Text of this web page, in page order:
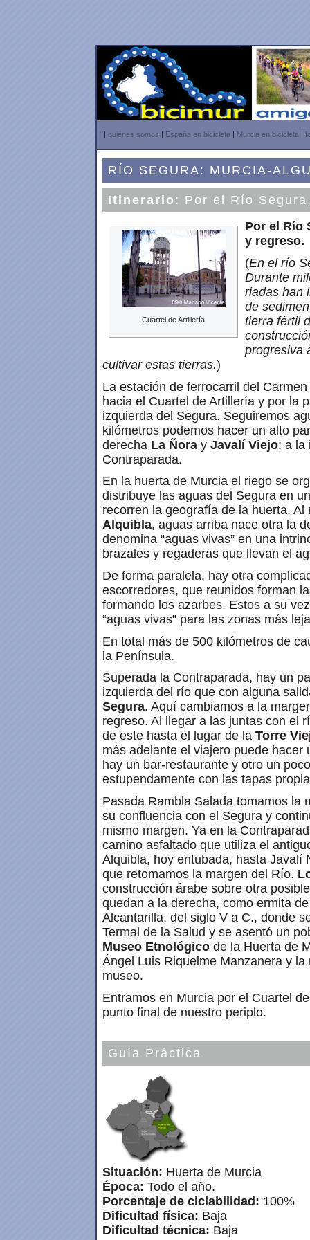
| quiénes somos | España en bicicleta | Murcia en bicicleta |
RÍO SEGURA: MURCIA-
Itinerario : Por el Río
Cuartel de Artillería
Por el Río
y regreso.
(En el río
Durante
riadas han
de
tierra fértil
progresiva
cultivar estas tierras.)
La estación de ferrocarril del
hacia el Cuartel de Artillería y por la
izquierda del Segura. Seguiremos
kilómetros podemos hacer un alto
derecha La Ñora y Javalí Viejo; a la
Contraparada.
En la huerta de Murcia el riego se
distribuye las aguas del Segura en
recorren la geografía de la huerta.
Alquibla, aguas arriba nace otra la
denomina “aguas vivas” en una
brazales y regaderas que llevan el
De forma paralela, hay otra
escorredores, que reunidos forman
formando los azarbes. Estos a su
“aguas vivas” para las zonas más
En total más de 500 kilómetros de
la Península.
Superada la Contraparada, hay un
izquierda del río que con alguna
Segura. Aquí cambiamos a la
regreso. Al llegar a las juntas con el
de este hasta el lugar de la Torre
más adelante el viajero puede
hay un bar-restaurante y otro un
estupendamente con las tapas
Pasada Rambla Salada tomamos la
su confluencia con el Segura y
mismo margen. Ya en la
camino asfaltado que utiliza el
Alquibla, hoy entubada, hasta Javalí
que retomamos la margen del Río.
construcción árabe sobre otra
quedan a la derecha, como ermita
Alcantarilla, del siglo V a C., donde
Termal de la Salud y se asentó un
Museo Etnológico de la Huerta de
Ángel Luis Riquelme Manzanera y
museo.
Entramos en Murcia por el Cuartel
punto final de nuestro periplo.
Guía Práctica
Situación: Huerta de Murcia
Época: Todo el año.
Porcentaje de ciclabilidad: 100%
Dificultad física: Baja
Dificultad técnica: Baja